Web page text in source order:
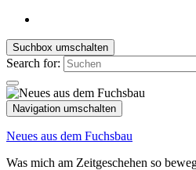
Suchbox umschalten
Search for:
Navigation umschalten
Neues aus dem Fuchsbau
Was mich am Zeitgeschehen so